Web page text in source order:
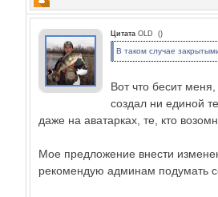
Цитата OLD ()
В таком случае
Вот что бесит
создал ни единой
даже на аватарках, те, кто
Мое предложение внести
рекомендую админам подумать